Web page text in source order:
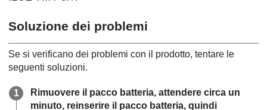
Soluzione dei problemi
Se si verificano dei problemi con il prodotto, tentare le
seguenti soluzioni.
Rimuovere il pacco batteria, attendere circa un
minuto, reinserire il pacco batteria, quindi